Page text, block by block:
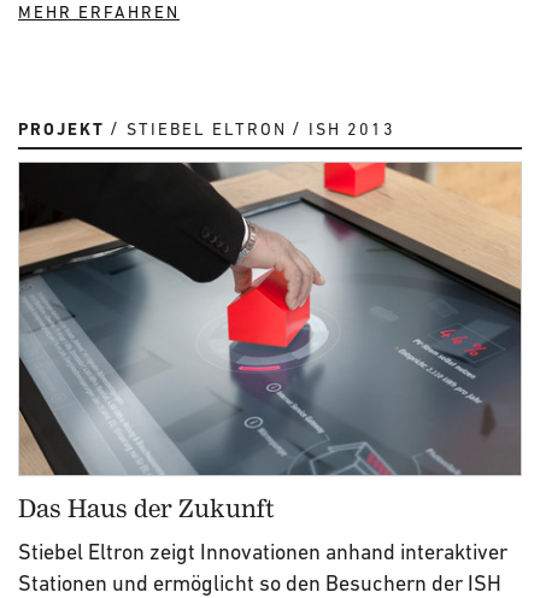
MEHR ERFAHREN
PROJEKT STIEBEL ELTRON ISH 2013
Das Haus der Zukunft
Stiebel Eltron zeigt Innovationen anhand interaktiver
Stationen und ermöglicht so den Besuchern der ISH